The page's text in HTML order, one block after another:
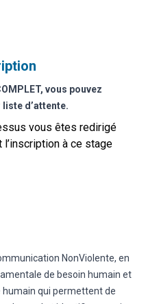
vous pouvez
d’attente.
vous êtes redirigé
à ce stage
NonViolente, en
de besoin humain et
humain qui permettent de